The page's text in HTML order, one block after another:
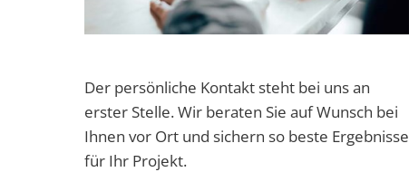
Der persönliche Kontakt steht bei uns an
erster Stelle. Wir beraten Sie auf Wunsch bei
Ihnen vor Ort und sichern so beste Ergebnisse
für Ihr Projekt.